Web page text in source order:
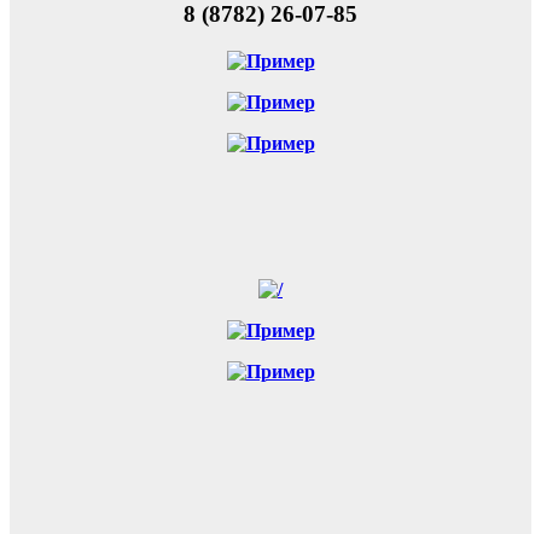
8 (8782) 26-07-85